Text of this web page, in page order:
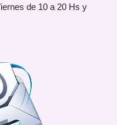
de 10 a 20 Hs y